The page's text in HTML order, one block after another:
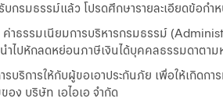
บกรมธรรม์แล้ว โปรดศึกษารายละเอียดข้อก
าธรรมเนียมการบริหารกรมธรรม์
ไปหักลดหย่อนภาษีเงินได้บุคคลธรรมดาต
บริการให้กับผู้ขอเอาประกันภัย เพื่อให้เกิดก
ง บริษัท เอไอเอ จำกัด